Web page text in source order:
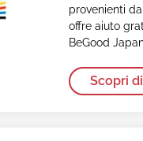
provenienti
offre aiuto
BeGood
Scopri